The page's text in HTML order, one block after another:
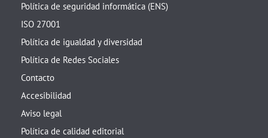
Política de seguridad informática (ENS)
ISO 27001
Política de igualdad y diversidad
Política de Redes Sociales
Contacto
Accesibilidad
Aviso legal
Política de calidad editorial